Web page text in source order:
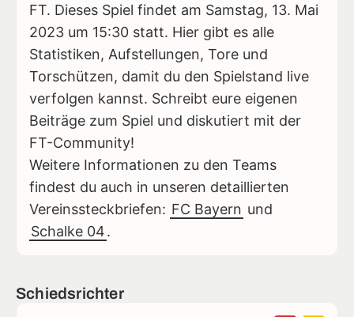
FT. Dieses Spiel findet am Samstag, 13. Mai
2023 um 15:30 statt. Hier gibt es alle
Statistiken, Aufstellungen, Tore und
Torschützen, damit du den Spielstand live
verfolgen kannst. Schreibt eure eigenen
Beiträge zum Spiel und diskutiert mit der
FT-Community!
Weitere Informationen zu den Teams
findest du auch in unseren detaillierten
Vereinssteckbriefen: FC Bayern und
Schalke 04.
Schiedsrichter